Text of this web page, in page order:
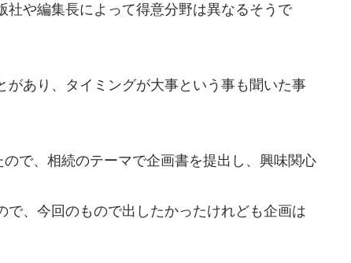
社や編集長によって得意分野は異なるそうで
あり、タイミングが大事という事も聞いた事
で、相続のテーマで企画書を提出し、興味関心
、今回のもので出したかったけれども企画は